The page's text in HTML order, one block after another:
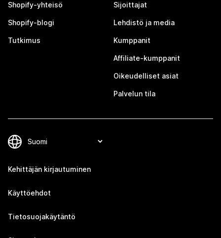
Shopify-yhteisö
Shopify-blogi
Tutkimus
Sijoittajat
Lehdistö ja media
Kumppanit
Affiliate-kumppanit
Oikeudelliset asiat
Palvelun tila
Kehittäjän kirjautuminen
Käyttöehdot
Tietosuojakäytäntö